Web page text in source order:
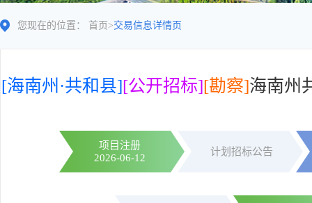
您现在的位置： 首页 >交易信息详情页
[海南州·共和县][公开招标][勘察]海南州
项目注册
2026-06-12
计划招标公告